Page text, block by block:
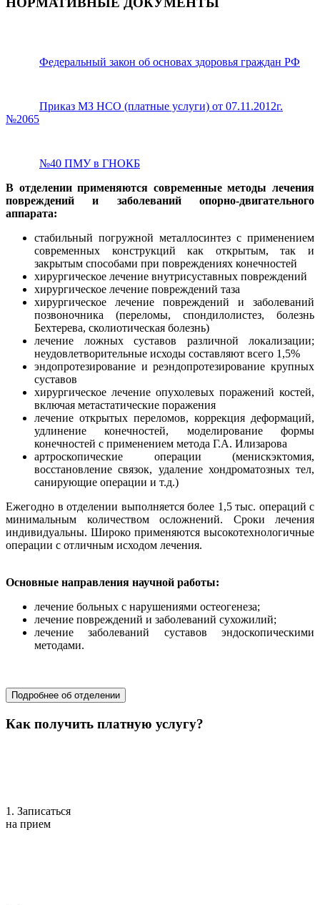
Федеральный закон об основах здоровья граждан РФ
Приказ МЗ НСО (платные услуги) от 07.11.2012г.
№2065
№40 ПМУ в ГНОКБ
В отделении применяются современные методы лечения
повреждений и заболеваний опорно-двигательного
аппарата:
стабильный погружной металлосинтез с применением
современных конструкций как открытым, так и
закрытым способами при повреждениях конечностей
хирургическое лечение внутрисуставных повреждений
хирургическое лечение повреждений таза
хирургическое лечение повреждений и заболеваний
позвоночника (переломы, спондилолистез, болезнь
Бехтерева, сколиотическая болезнь)
лечение ложных суставов различной локализации;
неудовлетворительные исходы составляют всего 1,5%
эндопротезирование и реэндопротезирование крупных
суставов
хирургическое лечение опухолевых поражений костей,
включая метастатические поражения
лечение открытых переломов, коррекция деформаций,
удлинение конечностей, моделирование формы
конечностей с применением метода Г.А. Илизарова
артроскопические операции (менискэктомия,
восстановление связок, удаление хондроматозных тел,
санирующие операции и т.д.)
Ежегодно в отделении выполняется более 1,5 тыс. операций с
минимальным количеством осложнений. Сроки лечения
индивидуальны. Широко применяются высокотехнологичные
операции с отличным исходом лечения.
Основные направления научной работы:
лечение больных с нарушениями остеогенеза;
лечение повреждений и заболеваний сухожилий;
лечение заболеваний суставов эндоскопическими
методами.
Подробнее об отделении
Как получить платную услугу?
1. Записаться
на прием